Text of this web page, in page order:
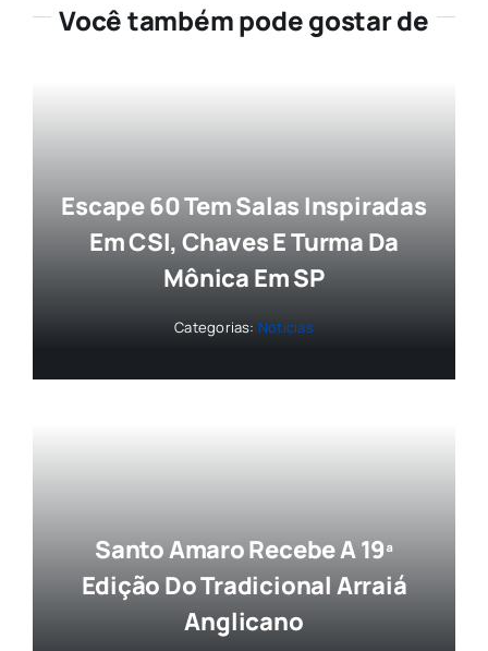
Você também pode gostar de
Escape 60 Tem Salas Inspiradas
Em CSI, Chaves E Turma Da
Mônica Em SP
Categorias: Notícias
Santo Amaro Recebe A 19ª
Edição Do Tradicional Arraiá
Anglicano